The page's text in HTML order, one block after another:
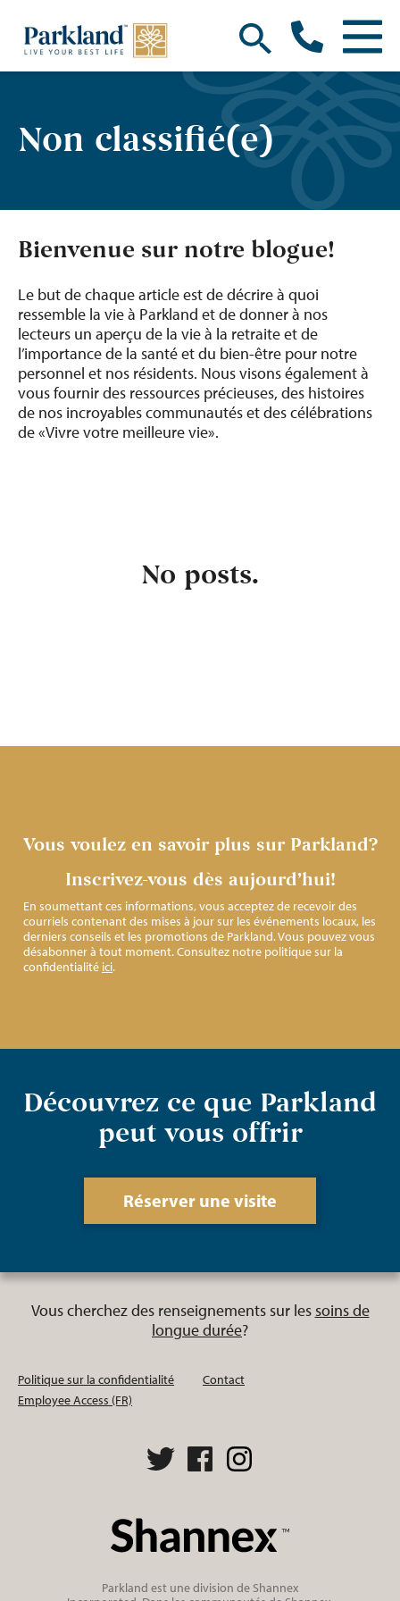
Non classifié(e)
Bienvenue sur notre blogue!
Le but de chaque article est de décrire à quoi
ressemble la vie à Parkland et de donner à nos
lecteurs un aperçu de la vie à la retraite et de
l’importance de la santé et du bien-être pour notre
personnel et nos résidents. Nous visons également à
vous fournir des ressources précieuses, des histoires
de nos incroyables communautés et des célébrations
de «Vivre votre meilleure vie».
No posts.
Vous voulez en savoir plus sur Parkland?
Inscrivez-vous dès aujourd’hui!
En soumettant ces informations, vous acceptez de recevoir des
courriels contenant des mises à jour sur les événements locaux, les
derniers conseils et les promotions de Parkland. Vous pouvez vous
désabonner à tout moment. Consultez notre politique sur la
confidentialité ici.
Découvrez ce que Parkland
peut vous offrir
Réserver une visite
Vous cherchez des renseignements sur les soins de
longue durée?
Politique sur la confidentialité
Contact
Employee Access (FR)
Parkland est une division de Shannex